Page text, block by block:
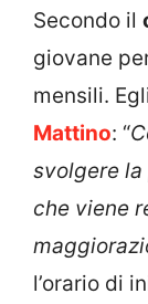
Secondo il
giovane
mensili.
Mattino: “
svolgere
che viene
l’orario di